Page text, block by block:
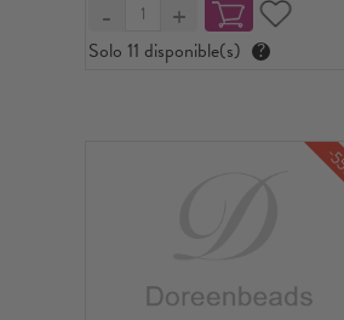
Solo 11 disponible(s) ?
-